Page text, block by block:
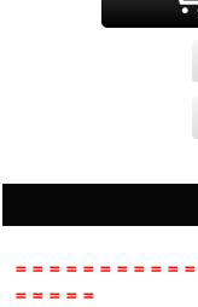
＝＝＝＝＝＝＝＝＝＝
＝＝＝＝＝